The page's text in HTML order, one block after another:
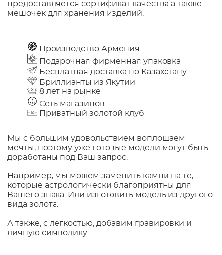
предоставляется сертификат качества а также
мешочек для хранения изделий.
Производство Армения
Подарочная фирменная упаковка
Бесплатная доставка по Казахстану
Бриллианты из Якутии
8 лет на рынке
Сеть магазинов
Приватный золотой клуб
Мы с большим удовольствием воплощаем
мечты, поэтому уже готовые модели могут быть
доработаны под Ваш запрос.
Например, мы можем заменить камни на те,
которые астрологически благоприятны для
Вашего знака. Или изготовить модель из другого
вида золота.
А также, с легкостью, добавим гравировки и
личную символику.